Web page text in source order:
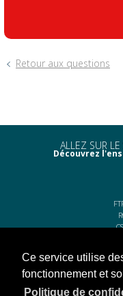
Ce service utilise
fonctionnement et
Politique de
Retour aux questions
ALLEZ SUR
Découvrez